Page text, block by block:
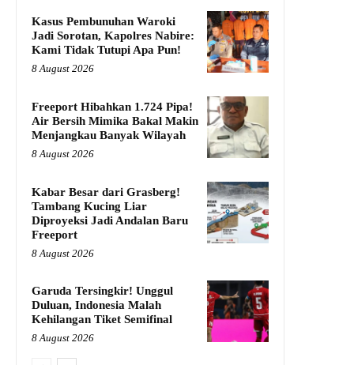
Kasus Pembunuhan Waroki
Jadi Sorotan, Kapolres Nabire:
Kami Tidak Tutupi Apa Pun!
8 August 2026
Freeport Hibahkan 1.724 Pipa!
Air Bersih Mimika Bakal Makin
Menjangkau Banyak Wilayah
8 August 2026
Kabar Besar dari Grasberg!
Tambang Kucing Liar
Diproyeksi Jadi Andalan Baru
Freeport
8 August 2026
Garuda Tersingkir! Unggul
Duluan, Indonesia Malah
Kehilangan Tiket Semifinal
8 August 2026